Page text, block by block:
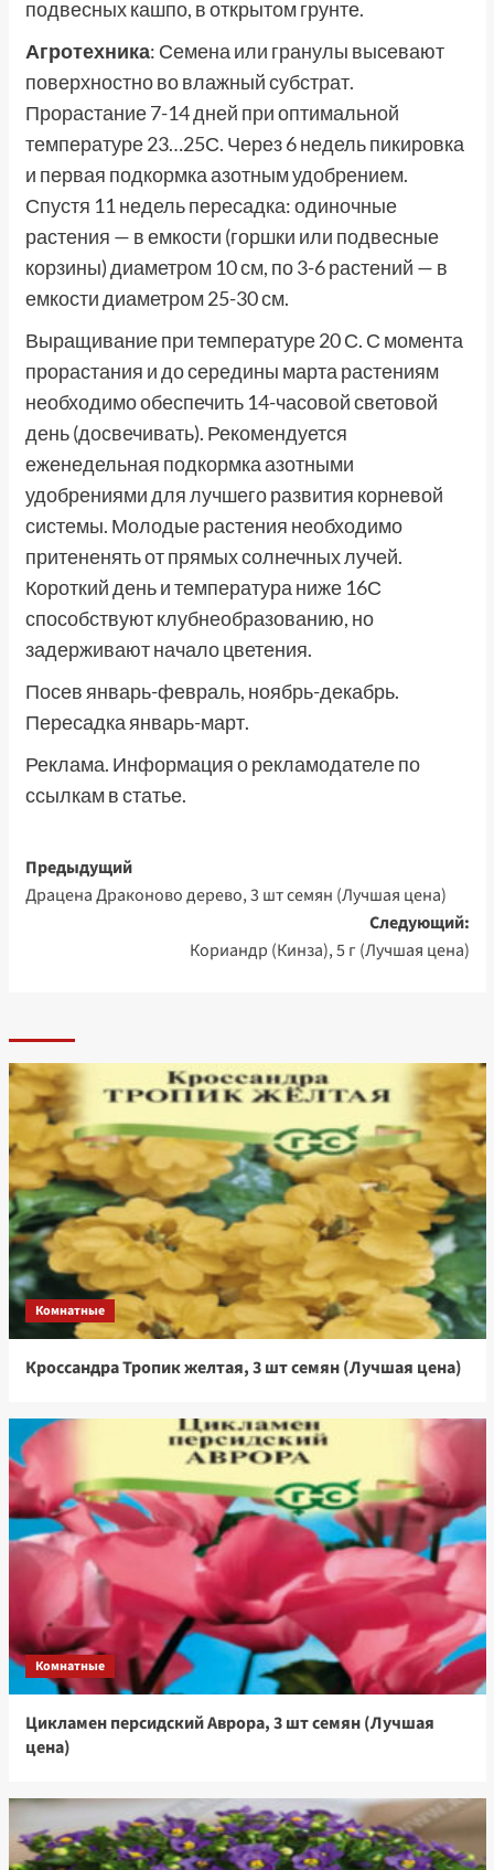
подвесных кашпо, в открытом грунте.
Агротехника: Семена или гранулы высевают
поверхностно во влажный субстрат.
Прорастание 7-14 дней при оптимальной
температуре 23…25С. Через 6 недель пикировка
и первая подкормка азотным удобрением.
Спустя 11 недель пересадка: одиночные
растения — в емкости (горшки или подвесные
корзины) диаметром 10 см, по 3-6 растений — в
емкости диаметром 25-30 см.
Выращивание при температуре 20 С. С момента
прорастания и до середины марта растениям
необходимо обеспечить 14-часовой световой
день (досвечивать). Рекомендуется
еженедельная подкормка азотными
удобрениями для лучшего развития корневой
системы. Молодые растения необходимо
притененять от прямых солнечных лучей.
Короткий день и температура ниже 16С
способствуют клубнеобразованию, но
задерживают начало цветения.
Посев январь-февраль, ноябрь-декабрь.
Пересадка январь-март.
Реклама. Информация о рекламодателе по
ссылкам в статье.
Навигация
записи
Предыдущий
Драцена Драконово дерево, 3 шт семян (Лучшая цена)
Следующий:
Кориандр (Кинза), 5 г (Лучшая цена)
Комнатные
Кроссандра Тропик желтая, 3 шт семян (Лучшая цена)
Комнатные
Цикламен персидский Аврора, 3 шт семян (Лучшая
цена)